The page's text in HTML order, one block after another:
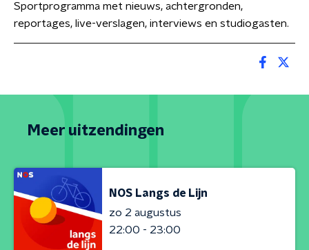
Sportprogramma met nieuws, achtergronden,
reportages, live-verslagen, interviews en studiogasten.
Meer uitzendingen
NOS Langs de Lijn
zo 2 augustus
22:00 - 23:00